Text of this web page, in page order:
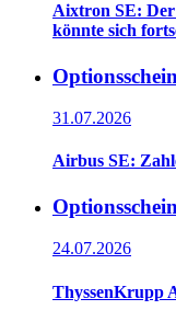
Aixtron SE:
könnte sich
31.07.2026
Airbus SE:
24.07.2026
ThyssenKrupp